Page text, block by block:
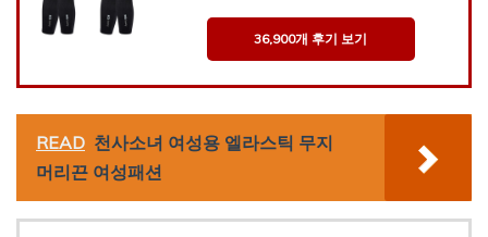
36,900개 후기 보기
READ 천사소녀 여성용 엘라스틱 무지
머리끈 여성패션